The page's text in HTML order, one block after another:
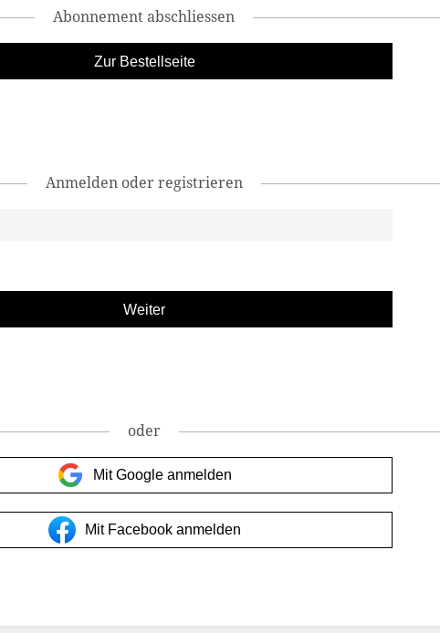
Abonnement abschliessen
Zur Bestellseite
Anmelden oder registrieren
oder
Mit Google anmelden
Mit Facebook anmelden